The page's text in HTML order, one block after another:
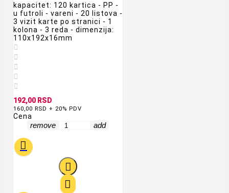
kapacitet: 120 kartica - PP -
u futroli - vareni - 20 listova -
3 vizit karte po stranici - 1
kolona - 3 reda - dimenzija:
110x192x16mm





192,00 RSD
160,00 RSD + 20% PDV
Cena
remove add


